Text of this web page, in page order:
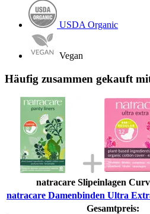
USDA Organic
Vegan
Häufig zusammen gekauft
natracare Slipeinlagen
natracare Damenbinden Ultra
Gesamtpreis: